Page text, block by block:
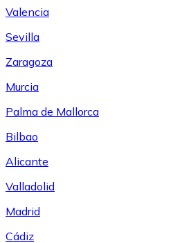
Valencia
Sevilla
Zaragoza
Murcia
Palma de Mallorca
Bilbao
Alicante
Valladolid
Madrid
Cádiz